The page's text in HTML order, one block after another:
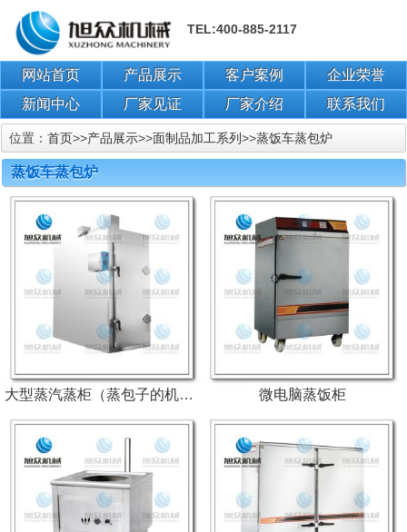
TEL:400-885-2117
网站首页 产品展示 客户案例
企业荣誉
新闻中心
厂家见证 厂家介绍 联系我们
位置： 首页>>产品展示>>面制品加工系列>>蒸饭车蒸包炉
蒸饭车蒸包炉
大型蒸汽蒸柜（蒸包子的机器） 微电脑蒸饭柜